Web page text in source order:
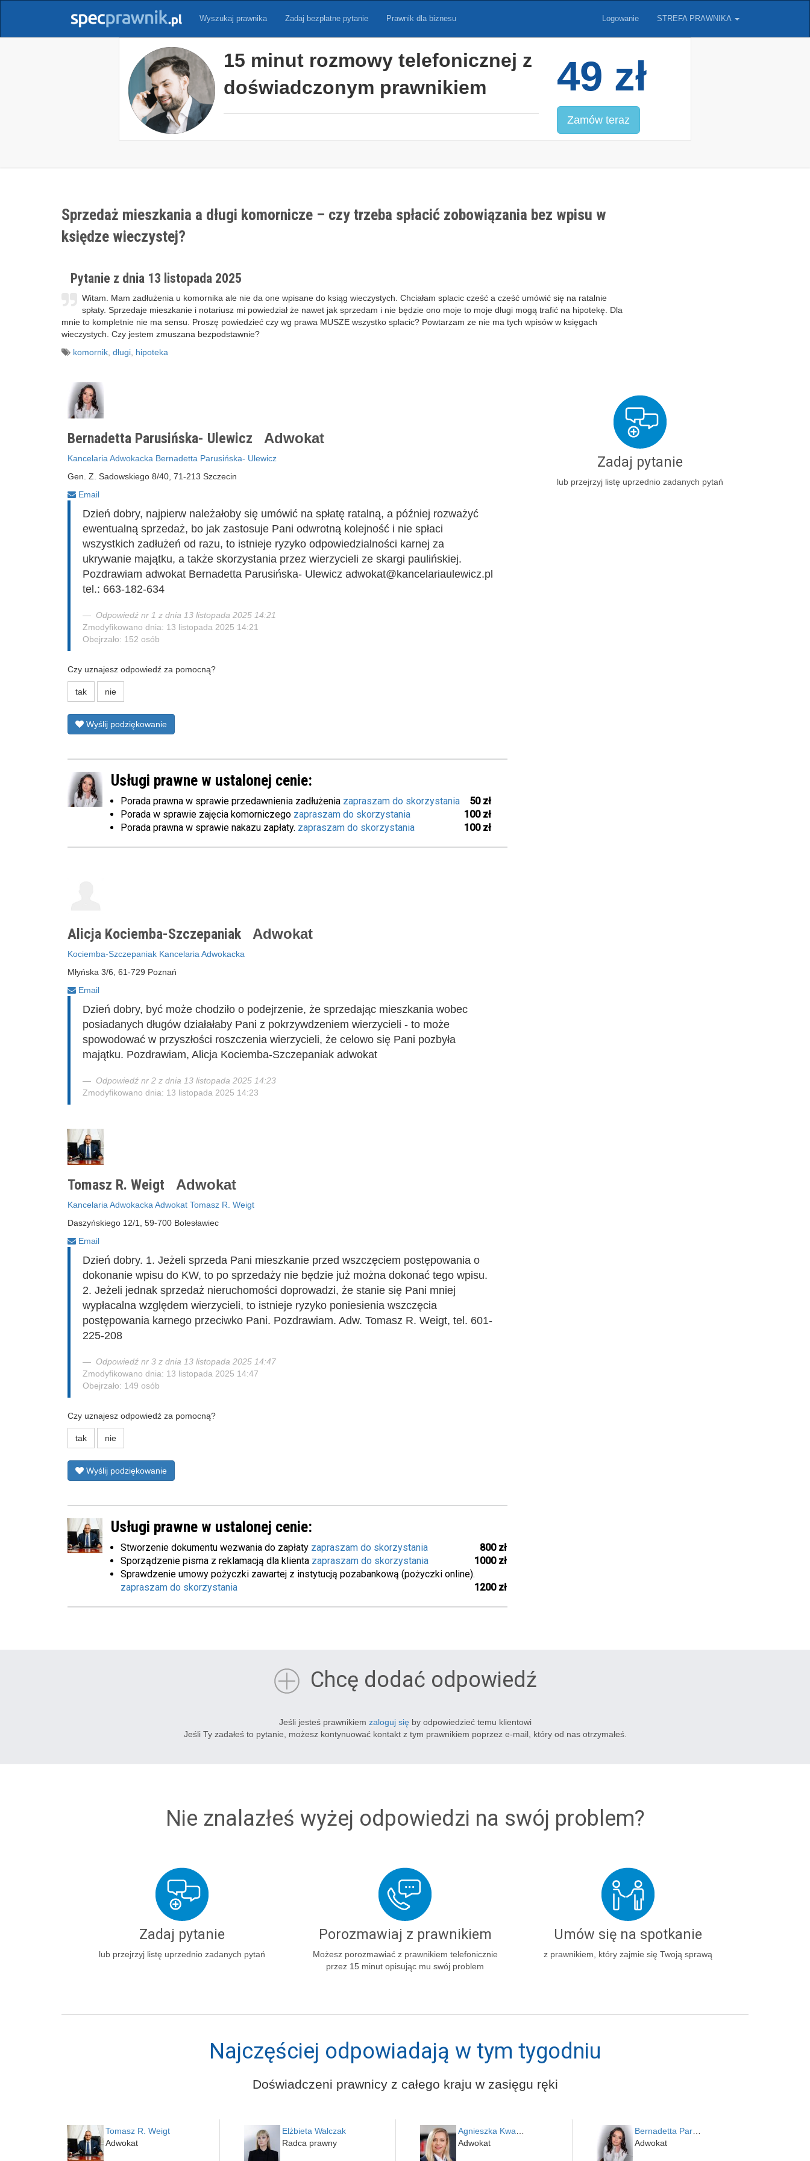
Wyszukaj prawnika Zadaj bezpłatne pytanie Prawnik dla biznesu Logowanie STREFA PRAWNIKA
15 minut rozmowy telefonicznej z
doświadczonym prawnikiem
49 zł
Zamów teraz
Sprzedaż mieszkania a długi komornicze – czy trzeba spłacić zobowiązania bez wpisu w
księdze wieczystej?
Pytanie z dnia 13 listopada 2025
Witam. Mam zadłużenia u komornika ale nie da one wpisane do ksiąg wieczystych. Chciałam splacic cześć a cześć umówić się na ratalnie
spłaty. Sprzedaje mieszkanie i notariusz mi powiedział że nawet jak sprzedam i nie będzie ono moje to moje długi mogą trafić na hipotekę. Dla
mnie to kompletnie nie ma sensu. Proszę powiedzieć czy wg prawa MUSZE wszystko splacic? Powtarzam ze nie ma tych wpisów w księgach
wieczystych. Czy jestem zmuszana bezpodstawnie?
komornik długi hipoteka
Bernadetta Parusińska- Ulewicz Adwokat
Kancelaria Adwokacka Bernadetta Parusińska- Ulewicz
Gen. Z. Sadowskiego 8/40, 71-213 Szczecin
Email
Dzień dobry, najpierw należałoby się umówić na spłatę ratalną, a później rozważyć
ewentualną sprzedaż, bo jak zastosuje Pani odwrotną kolejność i nie spłaci
wszystkich zadłużeń od razu, to istnieje ryzyko odpowiedzialności karnej za
ukrywanie majątku, a także skorzystania przez wierzycieli ze skargi paulińskiej.
Pozdrawiam adwokat Bernadetta Parusińska- Ulewicz adwokat@kancelariaulewicz.pl
tel.: 663-182-634
Odpowiedź nr 1 z dnia 13 listopada 2025 14:21
Zmodyfikowano dnia: 13 listopada 2025 14:21
Obejrzało: 152 osób
Czy uznajesz odpowiedź za pomocną?
tak nie
Wyślij podziękowanie
Usługi prawne w ustalonej cenie:
Porada prawna w sprawie przedawnienia zadłużenia 50 zł
zapraszam do skorzystania
Porada w sprawie zajęcia komorniczego
100 zł
zapraszam do skorzystania
Porada prawna w sprawie nakazu zapłaty.
100 zł
zapraszam do skorzystania
Alicja Kociemba-Szczepaniak Adwokat
Kociemba-Szczepaniak Kancelaria Adwokacka
Młyńska 3/6, 61-729 Poznań
Email
Dzień dobry, być może chodziło o podejrzenie, że sprzedając mieszkania wobec
posiadanych długów działałaby Pani z pokrzywdzeniem wierzycieli - to może
spowodować w przyszłości roszczenia wierzycieli, że celowo się Pani pozbyła
majątku. Pozdrawiam, Alicja Kociemba-Szczepaniak adwokat
Odpowiedź nr 2 z dnia 13 listopada 2025 14:23
Zmodyfikowano dnia: 13 listopada 2025 14:23
Tomasz R. Weigt Adwokat
Kancelaria Adwokacka Adwokat Tomasz R. Weigt
Daszyńskiego 12/1, 59-700 Bolesławiec
Email
Dzień dobry. 1. Jeżeli sprzeda Pani mieszkanie przed wszczęciem postępowania o
dokonanie wpisu do KW, to po sprzedaży nie będzie już można dokonać tego wpisu.
2. Jeżeli jednak sprzedaż nieruchomości doprowadzi, że stanie się Pani mniej
wypłacalna względem wierzycieli, to istnieje ryzyko poniesienia wszczęcia
postępowania karnego przeciwko Pani. Pozdrawiam. Adw. Tomasz R. Weigt, tel. 601-
225-208
Odpowiedź nr 3 z dnia 13 listopada 2025 14:47
Zmodyfikowano dnia: 13 listopada 2025 14:47
Obejrzało: 149 osób
Czy uznajesz odpowiedź za pomocną?
tak nie
Wyślij podziękowanie
Usługi prawne w ustalonej cenie:
Stworzenie dokumentu wezwania do zapłaty 800 zł
zapraszam do skorzystania
Sporządzenie pisma z reklamacją dla klienta
1000 zł
zapraszam do skorzystania
Sprawdzenie umowy pożyczki zawartej z instytucją pozabankową (pożyczki online).
1200 zł
zapraszam do skorzystania
Zadaj pytanie
lub przejrzyj listę uprzednio zadanych pytań
Chcę dodać odpowiedź
Jeśli jesteś prawnikiem zaloguj się by odpowiedzieć temu klientowi
Jeśli Ty zadałeś to pytanie, możesz kontynuować kontakt z tym prawnikiem poprzez e-mail, który od nas otrzymałeś.
Nie znalazłeś wyżej odpowiedzi na swój problem?
Zadaj pytanie
lub przejrzyj listę uprzednio zadanych pytań
Porozmawiaj z prawnikiem
Możesz porozmawiać z prawnikiem telefonicznie
przez 15 minut opisując mu swój problem
Umów się na spotkanie
z prawnikiem, który zajmie się Twoją sprawą
Najczęściej odpowiadają w tym tygodniu
Doświadczeni prawnicy z całego kraju w zasięgu ręki
Tomasz R. Weigt
Adwokat
Elżbieta Walczak
Radca prawny
Adwokat
Bernadetta Parusińska- U…
Adwokat